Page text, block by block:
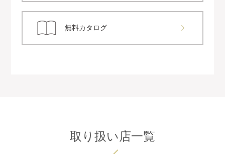
無料カタログ
取り扱い店一覧